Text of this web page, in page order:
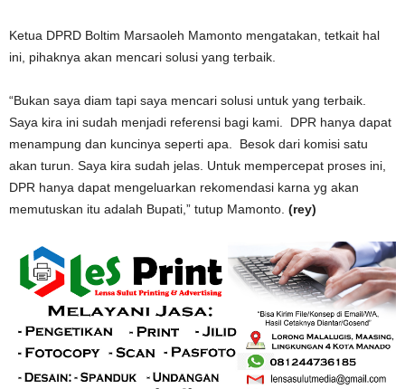
Ketua DPRD Boltim Marsaoleh Mamonto mengatakan, tetkait hal
ini, pihaknya akan mencari solusi yang terbaik.
“Bukan saya diam tapi saya mencari solusi untuk yang terbaik.
Saya kira ini sudah menjadi referensi bagi kami. DPR hanya dapat
menampung dan kuncinya seperti apa. Besok dari komisi satu
akan turun. Saya kira sudah jelas. Untuk mempercepat proses ini,
DPR hanya dapat mengeluarkan rekomendasi karna yg akan
memutuskan itu adalah Bupati,” tutup Mamonto. (rey)